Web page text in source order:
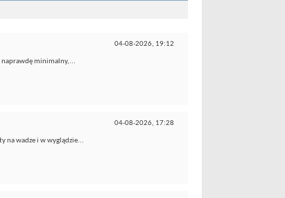
04-08-2026, 19:12
naprawdę minimalny,...
04-08-2026, 17:28
na wadze i w wyglądzie...